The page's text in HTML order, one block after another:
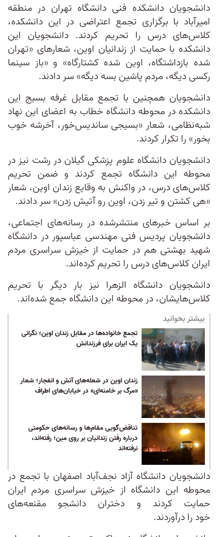
دانشجویان دانشکده فنی دانشگاه تهران در منطقه
امیرآباد با برگزاری تجمع اعتراضی در این دانشکده،
کلاس‌های درس را تحریم کردند. دانشجویان این
دانشکده با حمایت از زندانیان اوین، شعارهای «تهران
شده بازداشتگاه، اوین شده کشتارگاه» و «باز سینما
رکسی دیگه، مردم پاشین بسه دیگه» سر دادند.
دانشجویان همچنین با تجمع مقابل غرفه بسیج این
دانشکده در محوطه دانشگاه خطاب به اعضای این نهاد
شبه‌نظامی، شعار «بسیجی ساندیس‌خور، آخرشه خوب
بخور» را تکرار کردند.
دانشجویان دانشگاه علوم پزشکی گیلان در رشت نیز در
محوطه این دانشگاه تجمع کردند و ضمن تحریم
کلاس‌های درس، در واکنش به وقایع زندان اوین، شعار
«هی کشتن و تیر زدن، اوین رو آتیش زدن» سر دادند.
بر اساس خبرهای منتشر‌شده در رسانه‌های اجتماعی،
دانشجویان پردیس فنی مهندسی عباسپور در دانشگاه
شهید بهشتی هم در حمایت از خیزش سراسری مردم
ایران کلاس‌های درس را تحریم کرده‌اند.
دانشجویان دانشگاه الزهرا نیز بار دیگر با تحریم
کلاس‌هایشان، در محوطه این دانشگاه جمع شده‌اند.
بیشتر بخوانید
تجمع خانواده‌ها در مقابل زندان اوین؛ نگرانی
یک ایران برای فرزندانش‌
زندان اوین در شعله‌های آتش و انفجار؛ شعار
«مرگ بر خامنه‌ای» در خیابان‌های اطراف
تناقض‌گویی مقام‌ها و رسانه‌های حکومتی
درباره رفتن زندانیان بر روی مین؛ رفته‌اند،
نرفته‌اند
دانشجویان دانشگاه آزاد نجف‌آباد اصفهان با تجمع در
محوطه این دانشگاه از خیزش سراسری مردم ایران
حمایت کردند و دختران دانشجو مقنعه‌های
خود را درآوردند.